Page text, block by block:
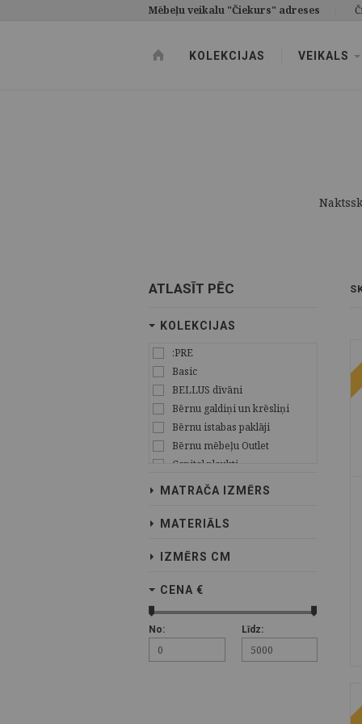
Mēbeļu veikalu "Čiekurs" adreses
KOLEKCIJAS VEIKALS
ATLASĪT PĒC
KOLEKCIJAS
:PRE
Basic
BELLUS dīvāni
Bērnu galdiņi un krēsliņi
Bērnu istabas paklāji
Bērnu mēbeļu Outlet
Capital plaukti
CLIFF OZOLS
Ekspozīcijas modeļu
ELF
Interjera aksesuāri
Justs
Kolekcija Dominika
MATRAČA IZMĒRS
MATERIĀLS
IZMĒRS CM
CENA €
No: Līdz: